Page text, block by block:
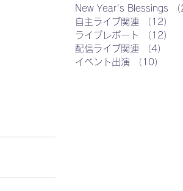
New Year's Blessings
自主ライブ関連
（12）
ライブレポート
（12）
配信ライブ関連
（4）
イベント出演
（10）